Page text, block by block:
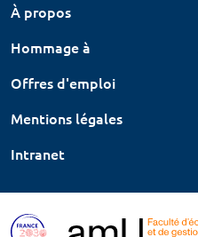
À propos
Hommage à
Offres d'emploi
Mentions légales
Intranet